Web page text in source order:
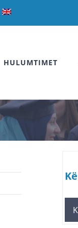
HULUMTIMET
for: